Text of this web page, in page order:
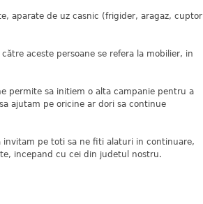
aparate de uz casnic (frigider, aragaz, cuptor
aceste persoane se refera la mobilier, in
permite sa initiem o alta campanie pentru a
ajutam pe oricine ar dori sa continue
pe toti sa ne fiti alaturi in continuare,
incepand cu cei din judetul nostru.